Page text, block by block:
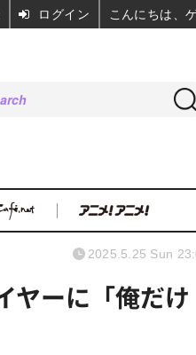
ヤーに「俺だけ
2025.5.25 Sun
ログイン こんにちは、